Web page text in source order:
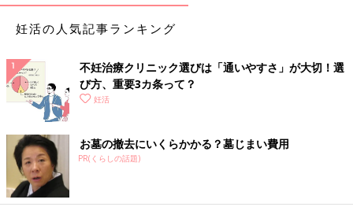
妊活の人気記事ランキング
不妊治療クリニック選びは「通いやすさ」が大切！選
び方、重要3カ条って？
妊活
お墓の撤去にいくらかかる？墓じまい費用
PR(くらしの話題)